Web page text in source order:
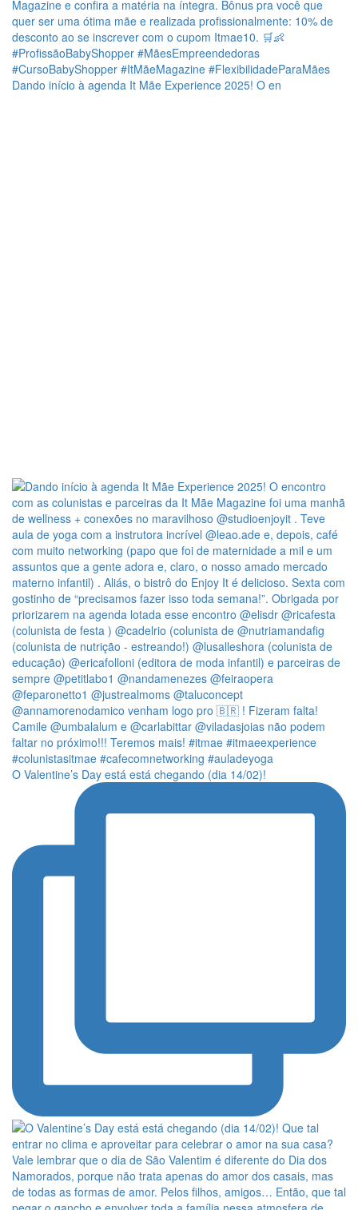
Dando início à agenda It Mãe Experience 2025! O en
O Valentine’s Day está está chegando (dia 14/02)!